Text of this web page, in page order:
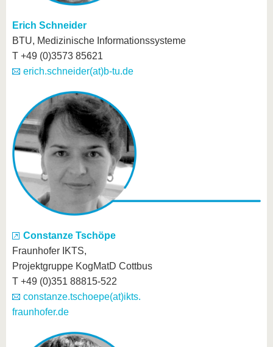
Erich Schneider
BTU, Medizinische Informationssysteme
T +49 (0)3573 85621
erich.schneider(at)b-tu.de
Constanze Tschöpe
Fraunhofer IKTS,
Projektgruppe KogMatD Cottbus
T +49 (0)351 88815-522
constanze.tschoepe(at)ikts.
fraunhofer.de